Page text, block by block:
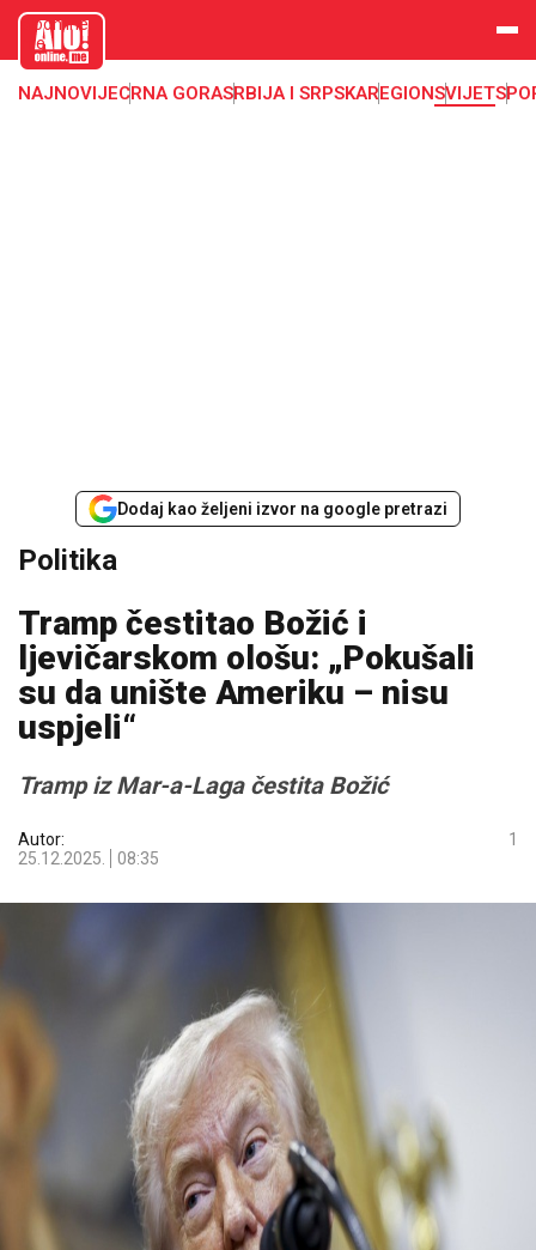
aloonline.
me
NAJNOVIJECRNA GORASRBIJA I SRPSKAREGIONSVIJET
Dodaj kao željeni izvor na google pretrazi
Politika
Tramp čestitao Božić i
ljevičarskom ološu: „Pokušali
su da unište Ameriku – nisu
uspjeli“
Tramp iz Mar-a-Laga čestita Božić
Autor:
25.12.2025.
08:35
1